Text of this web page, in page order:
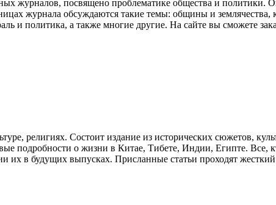
журналов, посвящено проблематике общества и политики.
журнала обсуждаются такие темы: общины и землячества,
и политика, а также многие другие. На сайте вы сможете
религиях. Состоит издание из исторических сюжетов,
подробности о жизни в Китае, Тибете, Индии, Египте. Все,
в будущих выпусках. Присланные статьи проходят жесткий